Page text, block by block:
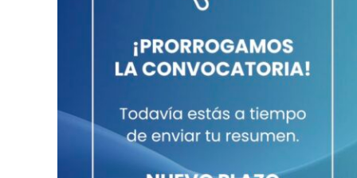
PRE- INSCRIPCION A LA CARRERA DE
LICENCIATURA EN ENFERMERIA
DE SOTO AÑO 2026